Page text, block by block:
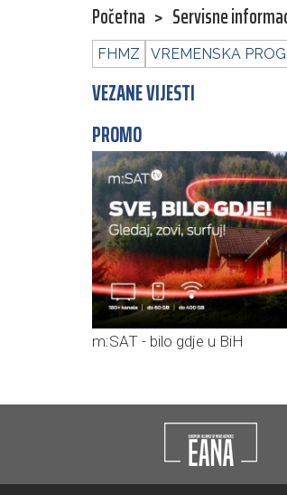
Početna > Servisne
FHMZ VREMENSKA
VEZANE VIJESTI
PROMO
m:SAT - bilo gdje u BiH